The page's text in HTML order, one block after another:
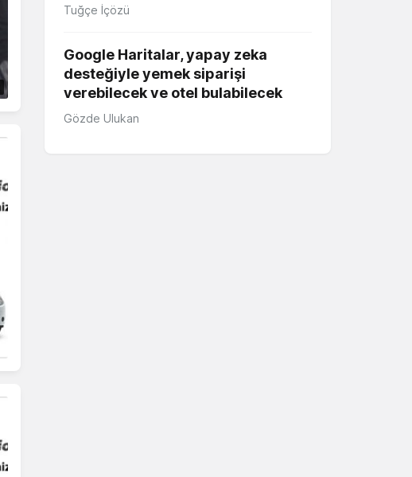
Tuğçe İçözü
Google Haritalar, yapay zeka
desteğiyle yemek siparişi
verebilecek ve otel bulabilecek
Gözde Ulukan